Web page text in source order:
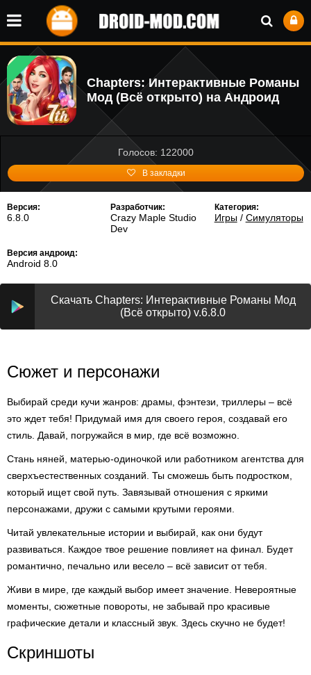
Chapters: Интерактивные Романы
Мод (Всё открыто) на Андроид
Голосов: 122000
В закладки
Версия:
6.8.0
Разработчик:
Crazy Maple Studio
Dev
Категория:
Игры/ Симуляторы
Версия андроид:
Android 8.0
Скачать Chapters: Интерактивные Романы Мод
(Всё открыто) v.6.8.0
Сюжет и персонажи
Выбирай среди кучи жанров: драмы, фэнтези, триллеры – всё
это ждет тебя! Придумай имя для своего героя, создавай его
стиль. Давай, погружайся в мир, где всё возможно.
Стань няней, матерью-одиночкой или работником агентства для
сверхъестественных созданий. Ты сможешь быть подростком,
который ищет свой путь. Завязывай отношения с яркими
персонажами, дружи с самыми крутыми героями.
Читай увлекательные истории и выбирай, как они будут
развиваться. Каждое твое решение повлияет на финал. Будет
романтично, печально или весело – всё зависит от тебя.
Живи в мире, где каждый выбор имеет значение. Невероятные
моменты, сюжетные повороты, не забывай про красивые
графические детали и классный звук. Здесь скучно не будет!
Скриншоты